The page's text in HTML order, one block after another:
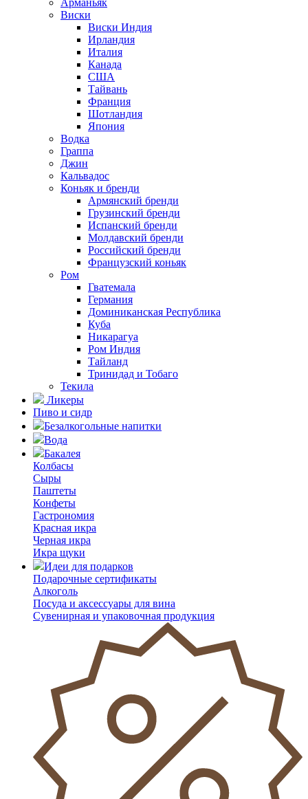
Арманьяк
Виски
Виски Индия
Ирландия
Италия
Канада
США
Тайвань
Франция
Шотландия
Япония
Водка
Граппа
Джин
Кальвадос
Коньяк и бренди
Армянский бренди
Грузинский бренди
Испанский бренди
Молдавский бренди
Российский бренди
Французский коньяк
Ром
Гватемала
Германия
Доминиканская Республика
Куба
Никарагуа
Ром Индия
Тайланд
Тринидад и Тобаго
Текила
Ликеры
Пиво и сидр
Безалкогольные напитки
Вода
Бакалея
Колбасы
Сыры
Паштеты
Конфеты
Гастрономия
Красная икра
Черная икра
Икра щуки
Идеи для подарков
Подарочные сертификаты
Алкоголь
Посуда и аксессуары для вина
Сувенирная и упаковочная продукция